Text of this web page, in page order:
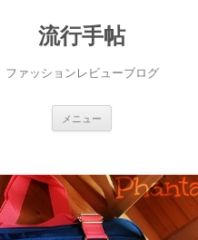
流行手帖
ファッションレビューブログ
メニュー
へ
ス
キ
ッ
プ